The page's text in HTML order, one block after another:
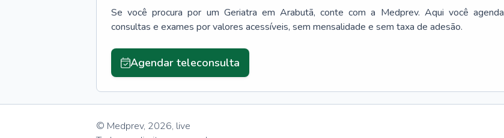
Se você procura por um Geriatra em Arabutã, conte com a Medprev. Aqui você agenda
consultas e exames por valores acessíveis, sem mensalidade e sem taxa de adesão.
Agendar teleconsulta
© Medprev, 2026, live